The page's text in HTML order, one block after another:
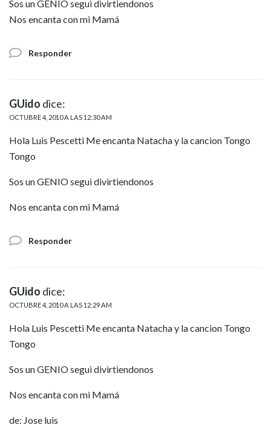
Sos un GENIO segui divirtiendonos
Nos encanta con mi Mamá
Responder
GUido dice:
OCTUBRE 4, 2010 A LAS 12:30 AM
Hola Luis Pescetti Me encanta Natacha y la cancion Tongo
Tongo
Sos un GENIO segui divirtiendonos
Nos encanta con mi Mamá
Responder
GUido dice:
OCTUBRE 4, 2010 A LAS 12:29 AM
Hola Luis Pescetti Me encanta Natacha y la cancion Tongo
Tongo
Sos un GENIO segui divirtiendonos
Nos encanta con mi Mamá
de: Jose luis